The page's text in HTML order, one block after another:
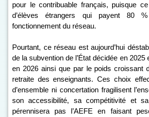
pour le contribuable français, puisque
d’élèves étrangers qui payent 80
fonctionnement du réseau.
Pourtant, ce réseau est aujourd’hui
de la subvention de l’État décidée en 2025
en 2026 ainsi que par le poids croissant
retraite des enseignants. Ces choix
d’ensemble ni concertation fragilisent
son accessibilité, sa compétitivité et
pérennisera pas l’AEFE en faisant